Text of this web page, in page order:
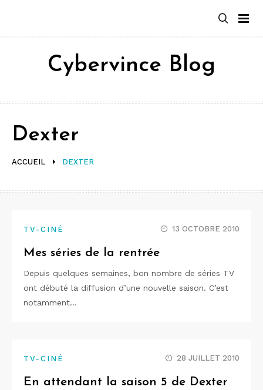
contenu
Cybervince Blog
ACCUEIL DEXTER
Dexter
TV-CINÉ 13 OCTOBRE 2010
Mes séries de la rentrée
Depuis quelques semaines, bon nombre de séries TV
ont débuté la diffusion d’une nouvelle saison. C’est
notamment…
TV-CINÉ 28 JUILLET 2010
En attendant la saison 5 de Dexter